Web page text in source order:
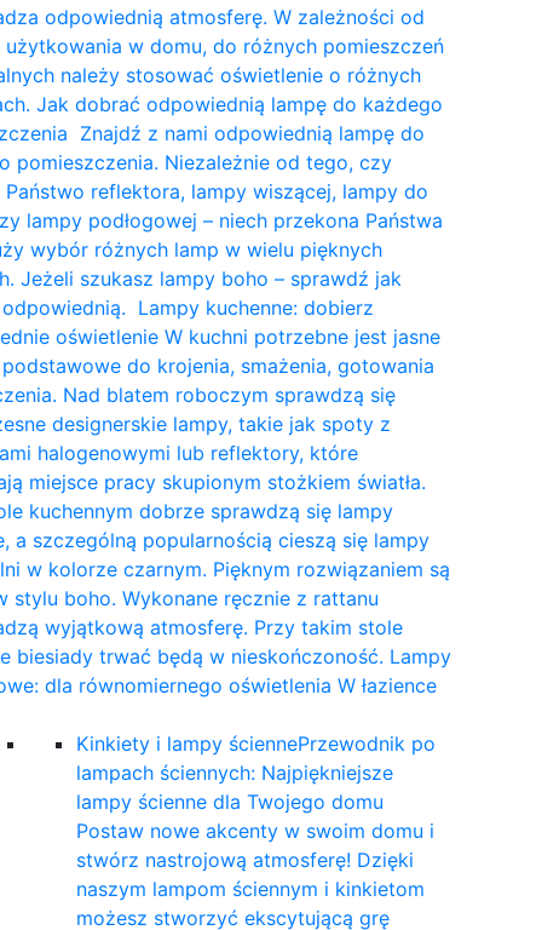
odpowiednią atmosferę. W zależności od
użytkowania w domu, do różnych pomieszczeń
należy stosować oświetlenie o różnych
Jak dobrać odpowiednią lampę do każdego
Znajdź z nami odpowiednią lampę do
pomieszczenia. Niezależnie od tego, czy
Państwo reflektora, lampy wiszącej, lampy do
lampy podłogowej – niech przekona Państwa
wybór różnych lamp w wielu pięknych
Jeżeli szukasz lampy boho – sprawdź jak
Lampy kuchenne: dobierz
oświetlenie W kuchni potrzebne jest jasne
podstawowe do krojenia, smażenia, gotowania
Nad blatem roboczym sprawdzą się
designerskie lampy, takie jak spoty z
halogenowymi lub reflektory, które
miejsce pracy skupionym stożkiem światła.
kuchennym dobrze sprawdzą się lampy
a szczególną popularnością cieszą się lampy
w kolorze czarnym. Pięknym rozwiązaniem są
stylu boho. Wykonane ręcznie z rattanu
wyjątkową atmosferę. Przy takim stole
biesiady trwać będą w nieskończoność. Lampy
dla równomiernego oświetlenia W łazience
Kinkiety i lampy ściennePrzewodnik po
lampach ściennych: Najpiękniejsze
lampy ścienne dla Twojego domu
Postaw nowe akcenty w swoim domu i
stwórz nastrojową atmosferę! Dzięki
naszym lampom ściennym i kinkietom
możesz stworzyć ekscytującą grę